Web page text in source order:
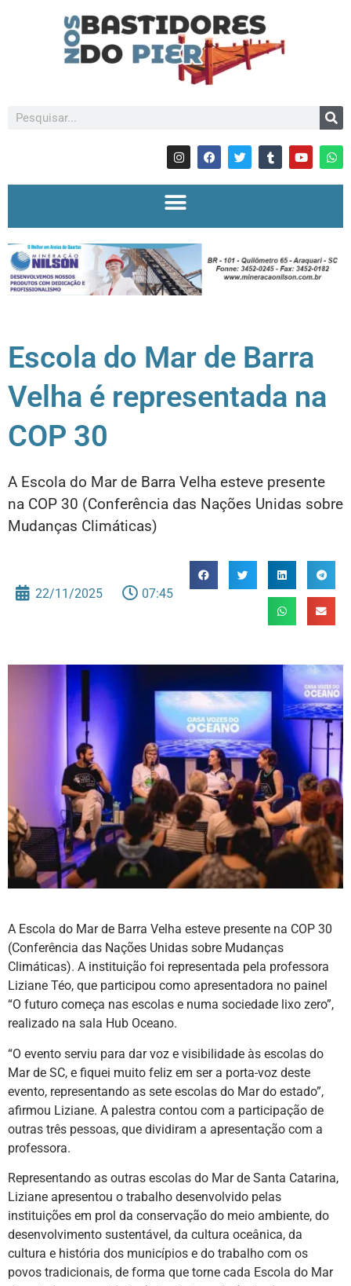
Escola do Mar de Barra
Velha é representada na
COP 30
A Escola do Mar de Barra Velha esteve presente
na COP 30 (Conferência das Nações Unidas sobre
Mudanças Climáticas)
22/11/2025 07:45
A Escola do Mar de Barra Velha esteve presente na COP 30
(Conferência das Nações Unidas sobre Mudanças
Climáticas). A instituição foi representada pela professora
Liziane Téo, que participou como apresentadora no painel
“O futuro começa nas escolas e numa sociedade lixo zero”,
realizado na sala Hub Oceano.
“O evento serviu para dar voz e visibilidade às escolas do
Mar de SC, e fiquei muito feliz em ser a porta-voz deste
evento, representando as sete escolas do Mar do estado”,
afirmou Liziane. A palestra contou com a participação de
outras três pessoas, que dividiram a apresentação com a
professora.
Representando as outras escolas do Mar de Santa Catarina,
Liziane apresentou o trabalho desenvolvido pelas
instituições em prol da conservação do meio ambiente, do
desenvolvimento sustentável, da cultura oceânica, da
cultura e história dos municípios e do trabalho com os
povos tradicionais, de forma que torne cada Escola do Mar